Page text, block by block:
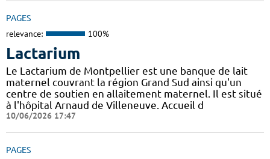
PAGES
relevance: 100%
Lactarium
Le Lactarium de Montpellier est une banque de lait
maternel couvrant la région Grand Sud ainsi qu'un
centre de soutien en allaitement maternel. Il est situé
à l'hôpital Arnaud de Villeneuve. Accueil d
10/06/2026 17:47
PAGES